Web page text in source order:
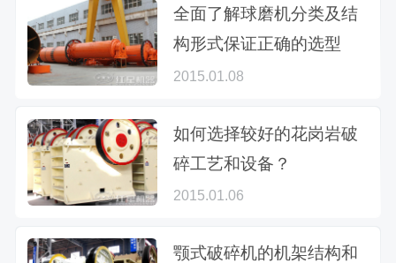
全面了解球磨机分类及结
构形式保证正确的选型
2015.01.08
如何选择较好的花岗岩破
碎工艺和设备？
2015.01.06
颚式破碎机的机架结构和